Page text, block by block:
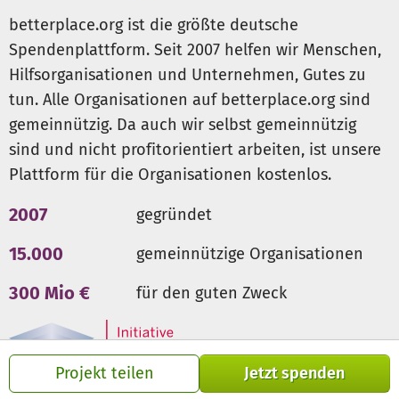
Projekt teilen Jetzt spenden
damit kein Abfall mehr in der Natur landet.
Teamaufbau vor Ort:Wir schaffen Arbeitsplätze für
lokale Mitarbeitende, die langfristig Teil des Projekts
bleiben, um ein dauerhaftes Abfallmanagementsystem
aufzubauen.
Transparente Dokumentation:
Jede gesammelte Menge
wird digital erfasst und nachverfolgbar gemacht.
Wem wollen wir in Kambodscha helfen?
Gemeinden, Dörfern und Stadtvierteln entlang der
Ökosysteme angewiesen sind.
Indirekt: Tieren und Pflanzen in und an den Flüssen, die
durch den Müll gefährdet sind.
Langfristig: zukünftigen Generationen, durch
Bewusstseinsbildung und Erhalt ökologischer
betterplace.org ist die größte deutsche
Spendenplattform. Seit 2007 helfen wir Menschen,
Hilfsorganisationen und Unternehmen, Gutes zu
tun. Alle Organisationen auf betterplace.org sind
gemeinnützig. Da auch wir selbst gemeinnützig
sind und nicht profitorientiert arbeiten, ist unsere
Plattform für die Organisationen kostenlos.
2007 gegründet
15.000 gemeinnützige Organisationen
300 Mio € für den guten Zweck